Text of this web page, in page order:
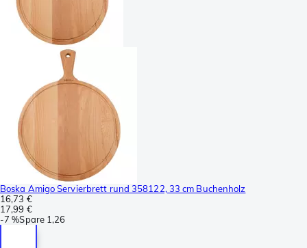
Boska Amigo Servierbrett rund 358122, 33 cm Buchenholz
16,73 €
17,99 €
-7 %Spare 1,26